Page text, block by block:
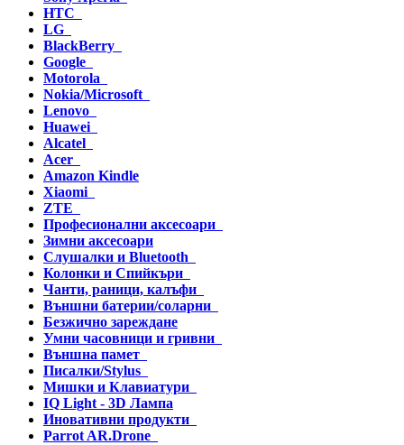
HTC
LG
BlackBerry
Google
Motorola
Nokia/Microsoft
Lenovo
Huawei
Alcatel
Acer
Amazon Kindle
Xiaomi
ZTE
Професионални аксесоари
Зимни аксесоари
Слушалки и Bluetooth
Колонки и Спийкъри
Чанти, раници, калъфи
Външни батерии/соларни
Безжично зареждане
Умни часовници и гривни
Външна памет
Писалки/Stylus
Мишки и Клавиатури
IQ Light - 3D Лампа
Иновативни продукти
Parrot AR.Drone